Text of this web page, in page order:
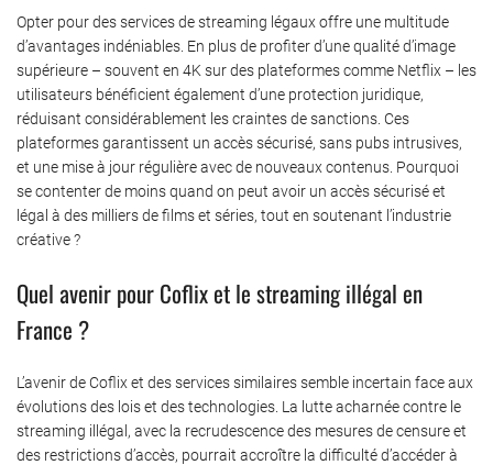
Opter pour des services de streaming légaux offre une multitude
d’avantages indéniables. En plus de profiter d’une qualité d’image
supérieure – souvent en 4K sur des plateformes comme Netflix – les
utilisateurs bénéficient également d’une protection juridique,
réduisant considérablement les craintes de sanctions. Ces
plateformes garantissent un accès sécurisé, sans pubs intrusives,
et une mise à jour régulière avec de nouveaux contenus. Pourquoi
se contenter de moins quand on peut avoir un accès sécurisé et
légal à des milliers de films et séries, tout en soutenant l’industrie
créative ?
Quel avenir pour Coflix et le streaming illégal en
France ?
L’avenir de Coflix et des services similaires semble incertain face aux
évolutions des lois et des technologies. La lutte acharnée contre le
streaming illégal, avec la recrudescence des mesures de censure et
des restrictions d’accès, pourrait accroître la difficulté d’accéder à